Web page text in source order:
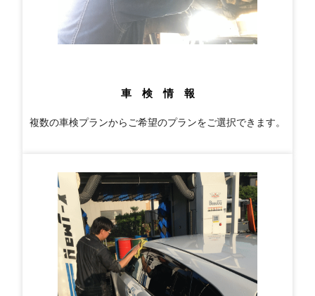
車 検 情 報
複数の車検プランからご希望のプランをご選択できます。